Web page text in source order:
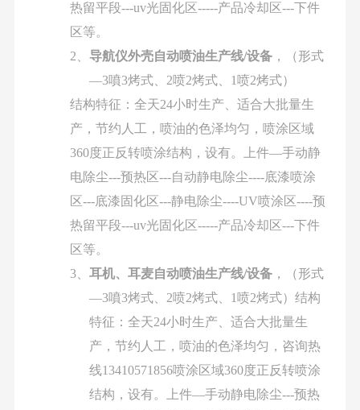
热留平段---uv光固化区-----产品冷却区---下件
区等。
2、 导航仪外壳自动喷油生产线/设备，（形式
—3噴3烤式、 2喷2烤式、 1 喷2烤式）
结构特征：全天24小时生产、适合大批量生
产，节约人工，喷油的色泽均匀，喷涂区域
360度正反转喷涂结构，设有。上件—手动静
电除尘---预热区---自动静电除尘----底漆喷涂
区---底漆固化区---静电除尘----UV喷涂区----预
热留平段---uv光固化区-----产品冷却区---下件
区等。
3、 耳机、耳麦自动喷油生产线/设备，（形式
—3噴3烤式、 2喷2烤式、 1 喷2烤式）结构
特征：全天24小时生产、适合大批量生
产，节约人工，喷油的色泽均匀，咨询热
线13410571856喷涂区域360度正反转喷涂
结构，设有。上件—手动静电除尘---预热